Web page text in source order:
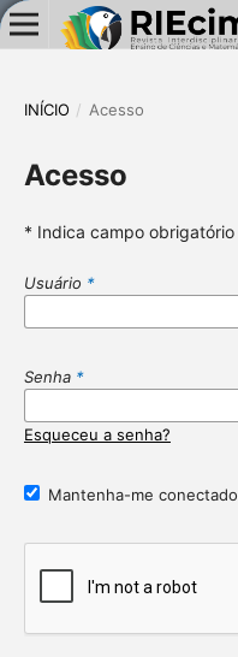
INÍCIO / Acesso
Acesso
* Indica campo obrigatório
Usuário *
Senha *
Esqueceu a senha?
Mantenha-me conectado